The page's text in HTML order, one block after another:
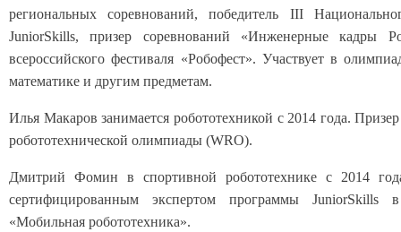
региональных соревнований, победитель III
JuniorSkills, призер соревнований «Инженерные кадры
всероссийского фестиваля «Робофест». Участвует в
математике и другим предметам.
Илья Макаров занимается робототехникой с 2014 года.
робототехнической олимпиады (WRO).
Дмитрий Фомин в спортивной робототехнике с 2014
сертифицированным экспертом программы JuniorSkills
«Мобильная робототехника».